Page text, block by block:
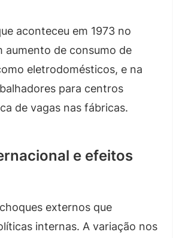
aconteceu em 1973 no
aumento de consumo de
eletrodomésticos, e na
para centros
de vagas nas fábricas.
e efeitos
externos que
internas. A variação nos